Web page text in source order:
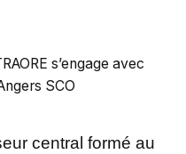
s’engage avec
SCO
central formé au